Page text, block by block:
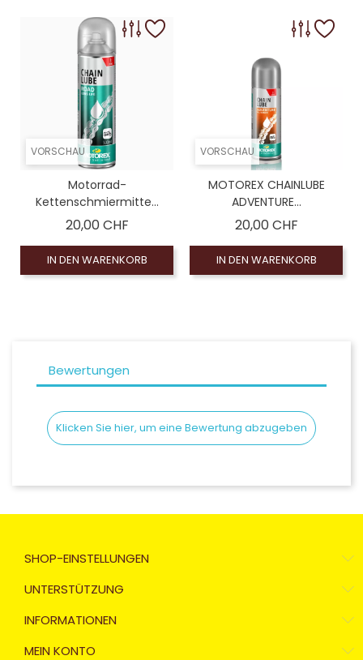
VORSCHAU
Motorrad-
Kettenschmiermitte...
20,00 CHFPreis
IN DEN WARENKORB
VORSCHAU
MOTOREX CHAINLUBE
ADVENTURE...
20,00 CHFPreis
IN DEN WARENKORB
Bewertungen
Klicken Sie hier, um eine Bewertung abzugeben
SHOP-EINSTELLUNGEN
UNTERSTÜTZUNG
INFORMATIONEN
MEIN KONTO